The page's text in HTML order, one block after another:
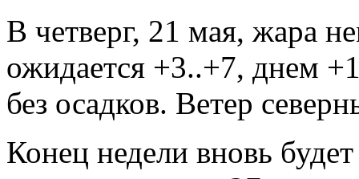
В четверг, 21 мая, жара
ожидается +3..+7, днем
без осадков. Ветер
Конец недели вновь